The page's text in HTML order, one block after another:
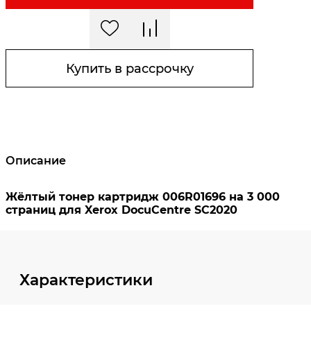
Купить в рассрочку
Описание
Характеристики